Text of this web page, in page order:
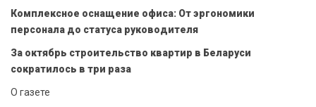
Комплексное оснащение офиса: От эргономики
персонала до статуса руководителя
За октябрь строительство квартир в Беларуси
сократилось в три раза
О газете